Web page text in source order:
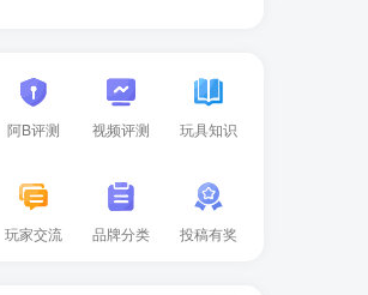
阿B评测 视频评测 玩具知识
玩家交流 品牌分类 投稿有奖